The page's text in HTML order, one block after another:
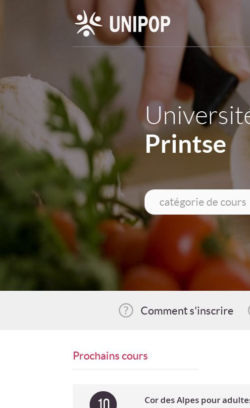
Printse
Comment s'inscrire
Prochains cours
Cor des Alpes pour